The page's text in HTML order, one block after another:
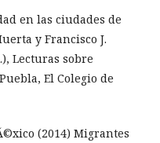
en las ciudades de
y Francisco J.
Lecturas sobre
El Colegio de
(2014) Migrantes